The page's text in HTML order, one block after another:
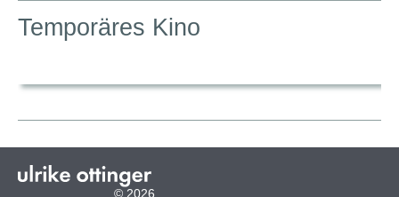
Temporäres Kino
© 2026